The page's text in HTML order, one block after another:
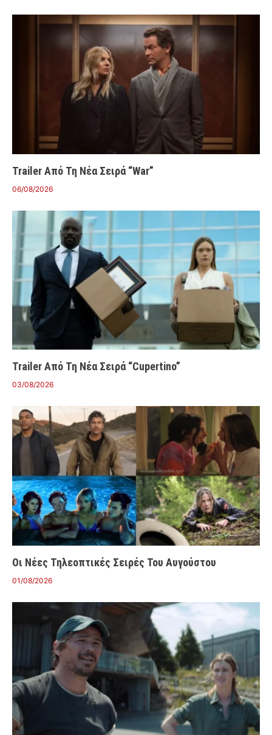
Trailer Από Τη Νέα Σειρά “War”
06/08/2026
Trailer Από Τη Νέα Σειρά “Cupertino”
03/08/2026
Οι Νέες Τηλεοπτικές Σειρές Του Αυγούστου
01/08/2026